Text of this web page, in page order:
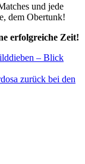
und jede
dem Obertunk!
erfolgreiche Zeit!
– Blick
zurück bei den